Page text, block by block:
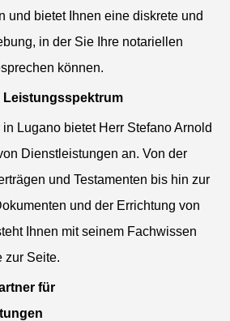
und bietet Ihnen eine diskrete und
in der Sie Ihre notariellen
können.
Leistungsspektrum
Lugano bietet Herr Stefano Arnold
Dienstleistungen an. Von der
und Testamenten bis hin zur
und der Errichtung von
Ihnen mit seinem Fachwissen
zur Seite.
für